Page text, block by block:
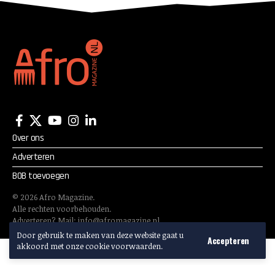
Door gebruik te maken van deze website gaat u
akkoord met onze cookie voorwaarden.
Accepteren
Over ons
Adverteren
BOB toevoegen
© 2026Afro Magazine.
Alle rechten voorbehouden.
Adverteren? Mail:info@afromagazine.nl